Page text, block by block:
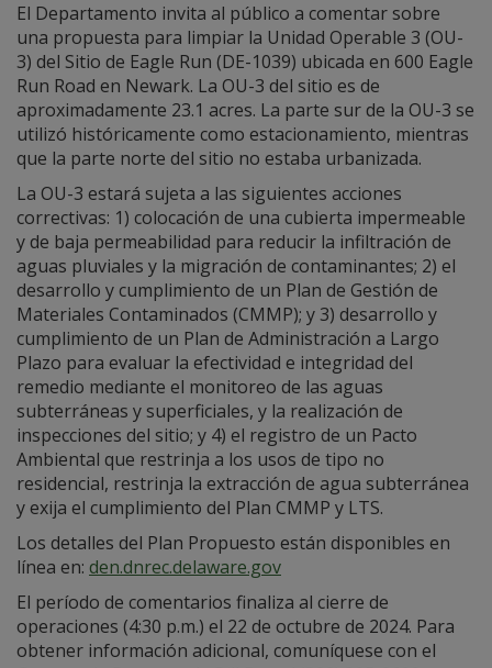
El Departamento invita al público a comentar sobre
una propuesta para limpiar la Unidad Operable 3 (OU-
3) del Sitio de Eagle Run (DE-1039) ubicada en 600 Eagle
Run Road en Newark. La OU-3 del sitio es de
aproximadamente 23.1 acres. La parte sur de la OU-3 se
utilizó históricamente como estacionamiento, mientras
que la parte norte del sitio no estaba urbanizada.
La OU-3 estará sujeta a las siguientes acciones
correctivas: 1) colocación de una cubierta impermeable
y de baja permeabilidad para reducir la infiltración de
aguas pluviales y la migración de contaminantes; 2) el
desarrollo y cumplimiento de un Plan de Gestión de
Materiales Contaminados (CMMP); y 3) desarrollo y
cumplimiento de un Plan de Administración a Largo
Plazo para evaluar la efectividad e integridad del
remedio mediante el monitoreo de las aguas
subterráneas y superficiales, y la realización de
inspecciones del sitio; y 4) el registro de un Pacto
Ambiental que restrinja a los usos de tipo no
residencial, restrinja la extracción de agua subterránea
y exija el cumplimiento del Plan CMMP y LTS.
Los detalles del Plan Propuesto están disponibles en
línea en: den.dnrec.delaware.gov
El período de comentarios finaliza al cierre de
operaciones (4:30 p.m.) el 22 de octubre de 2024. Para
obtener información adicional, comuníquese con el